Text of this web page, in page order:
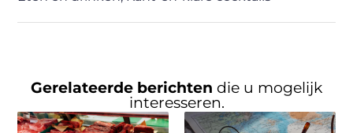
Gerelateerde berichten die u mogelijk
interesseren.